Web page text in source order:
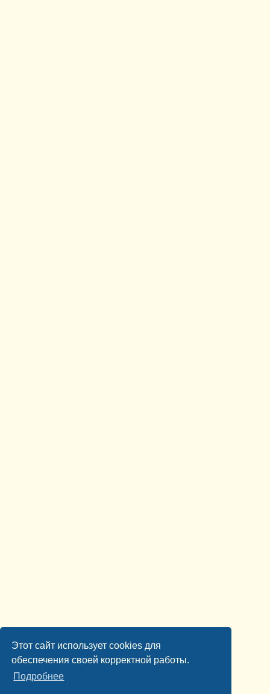
Этот сайт использует cookies для
обеспечения своей корректной работы.
Подробнее